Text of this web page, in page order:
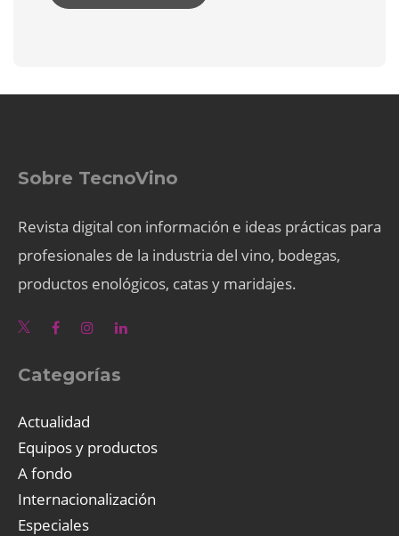
Sobre TecnoVino
Revista digital con información e ideas prácticas para
profesionales de la industria del vino, bodegas,
productos enológicos, catas y maridajes.
Categorías
Actualidad
Equipos y productos
A fondo
Internacionalización
Especiales